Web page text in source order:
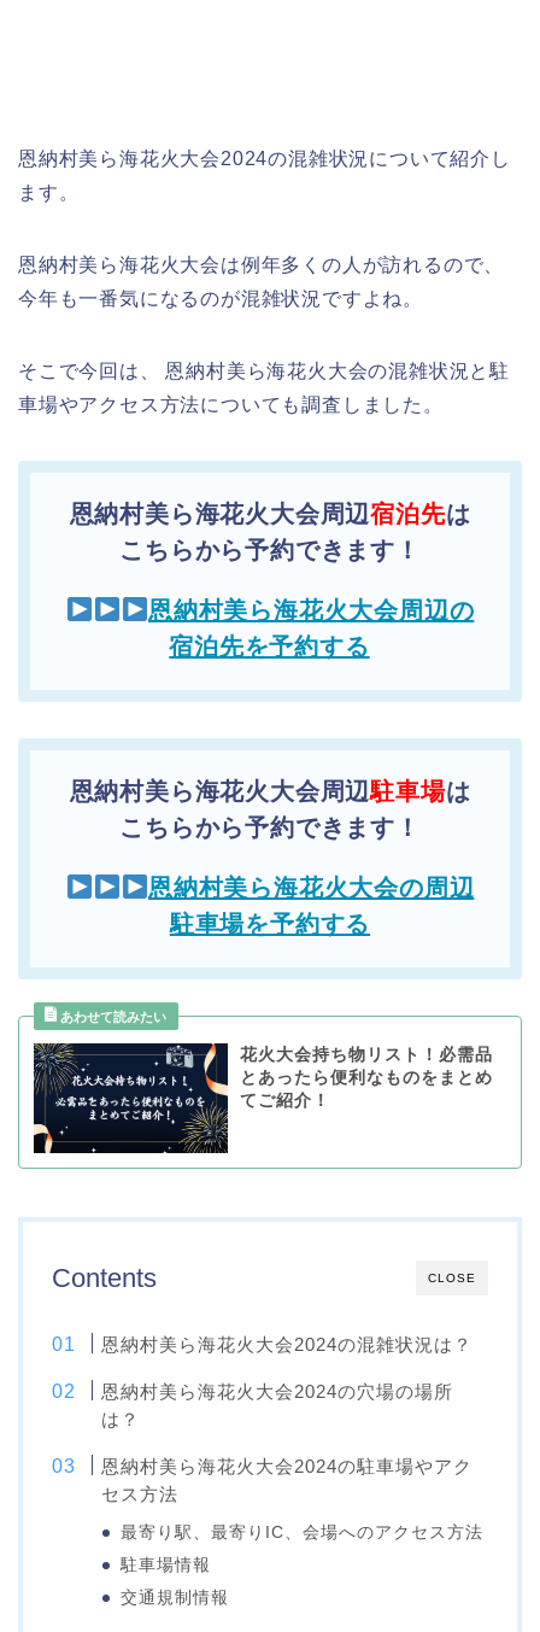
恩納村美ら海花火大会2024の混雑状況について紹介し
ます。
恩納村美ら海花火大会は例年多くの人が訪れるので、
今年も一番気になるのが混雑状況ですよね。
そこで今回は、 恩納村美ら海花火大会の混雑状況と駐
車場やアクセス方法についても調査しました。
恩納村美ら海花火大会周辺宿泊先は
こちらから予約できます！
恩納村美ら海花火大会周辺の
宿泊先を予約する
恩納村美ら海花火大会周辺駐車場は
こちらから予約できます！
恩納村美ら海花火大会の周辺
駐車場を予約する
花火大会持ち物リスト！必需品
とあったら便利なものをまとめ
てご紹介！
CLOSE
Contents
恩納村美ら海花火大会2024の混雑状況は？
恩納村美ら海花火大会2024の穴場の場所
は？
恩納村美ら海花火大会2024の駐車場やアク
セス方法
最寄り駅、最寄りIC、会場へのアクセス方法
駐車場情報
交通規制情報